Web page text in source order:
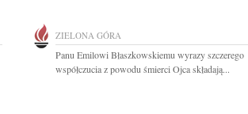
ZIELONA GÓRA
Panu Emilowi Błaszkowskiemu wyrazy szczerego
współczucia z powodu śmierci Ojca składają...